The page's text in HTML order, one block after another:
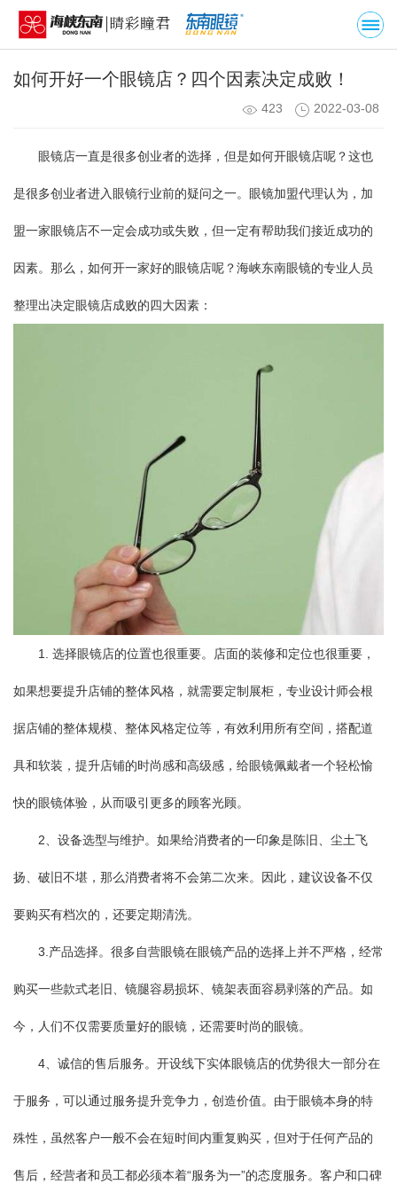
如何开好一个眼镜店？四个因素决定成败！
423 2022-03-08
眼镜店一直是很多创业者的选择，但是如何开眼镜店呢？这也
是很多创业者进入眼镜行业前的疑问之一。眼镜加盟代理认为，加
盟一家眼镜店不一定会成功或失败，但一定有帮助我们接近成功的
因素。那么，如何开一家好的眼镜店呢？海峡东南眼镜的专业人员
整理出决定眼镜店成败的四大因素：
1. 选择眼镜店的位置也很重要。店面的装修和定位也很重要，
如果想要提升店铺的整体风格，就需要定制展柜，专业设计师会根
据店铺的整体规模、整体风格定位等，有效利用所有空间，搭配道
具和软装，提升店铺的时尚感和高级感，给眼镜佩戴者一个轻松愉
快的眼镜体验，从而吸引更多的顾客光顾。
2、设备选型与维护。如果给消费者的一印象是陈旧、尘土飞
扬、破旧不堪，那么消费者将不会第二次来。因此，建议设备不仅
要购买有档次的，还要定期清洗。
3.产品选择。很多自营眼镜在眼镜产品的选择上并不严格，经常
购买一些款式老旧、镜腿容易损坏、镜架表面容易剥落的产品。如
今，人们不仅需要质量好的眼镜，还需要时尚的眼镜。
4、诚信的售后服务。开设线下实体眼镜店的优势很大一部分在
于服务，可以通过服务提升竞争力，创造价值。由于眼镜本身的特
殊性，虽然客户一般不会在短时间内重复购买，但对于任何产品的
售后，经营者和员工都必须本着“服务为一”的态度服务。客户和口碑